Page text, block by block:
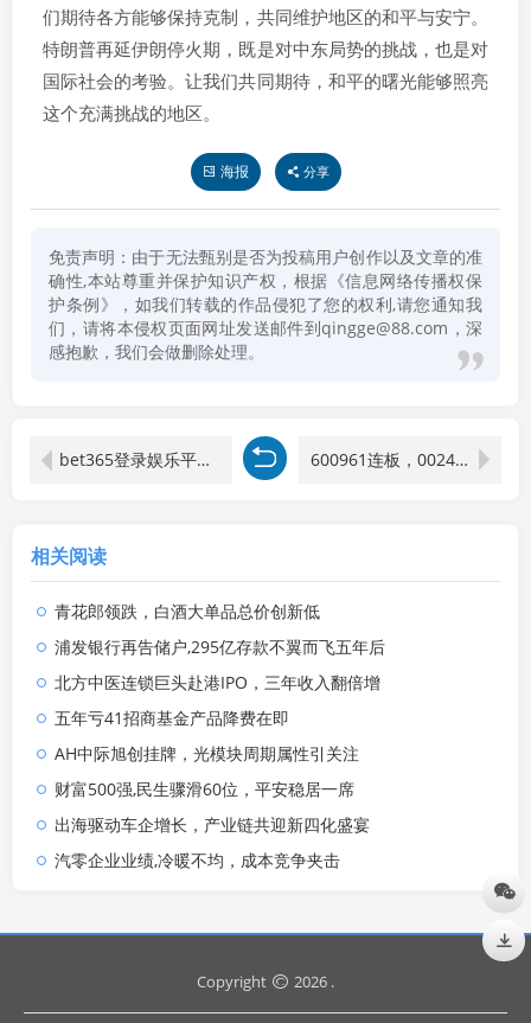
们期待各方能够保持克制，共同维护地区的和平与安宁。
特朗普再延伊朗停火期，既是对中东局势的挑战，也是对
国际社会的考验。让我们共同期待，和平的曙光能够照亮
这个充满挑战的地区。
海报 分享
免责声明：由于无法甄别是否为投稿用户创作以及文章的准
确性,本站尊重并保护知识产权，根据《信息网络传播权保
护条例》，如我们转载的作品侵犯了您的权利,请您通知我
们，请将本侵权页面网址发送邮件到qingge@88.com，深
感抱歉，我们会做删除处理。
bet365登录娱乐平台，畅享精彩！ 600961连板，002428创高
相关阅读
青花郎领跌，白酒大单品总价创新低
浦发银行再告储户,295亿存款不翼而飞五年后
北方中医连锁巨头赴港IPO，三年收入翻倍增
五年亏41招商基金产品降费在即
AH中际旭创挂牌，光模块周期属性引关注
财富500强,民生骤滑60位，平安稳居一席
出海驱动车企增长，产业链共迎新四化盛宴
汽零企业业绩,冷暖不均，成本竞争夹击
Copyright 2026 .